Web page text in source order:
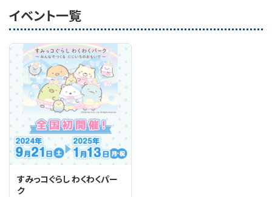
イベント一覧
すみっコぐらし わくわくパー
ク